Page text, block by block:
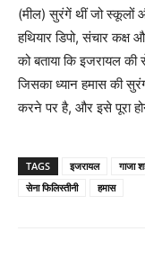
(मील) सुरंगें थीं जो स्कूलों
हथियार डिपो, संचार कक्ष
को बताया कि इजरायल
जिसका ध्यान हमास की
करने पर है, और इसे पूरा
TAGS इजरायल गाजा
सेना फिलिस्तीनी
हमास